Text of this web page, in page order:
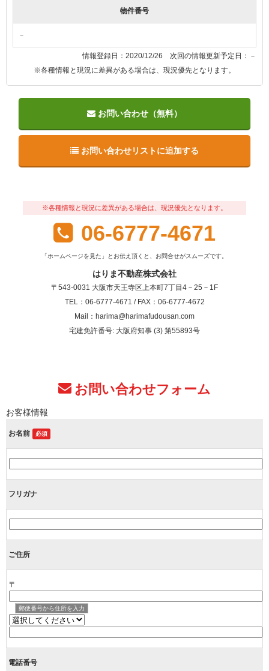
物件番号
－
情報登録日：2020/12/26 次回の情報更新予定日：－
※各種情報と現況に差異がある場合は、現況優先となります。
お問い合わせ（無料）
お問い合わせリストに追加する
※各種情報と現況に差異がある場合は、現況優先となります。
06-6777-4671
「ホームページを見た」とお伝え頂くと、お問合せがスムーズです。
はりま不動産株式会社
〒543-0031 大阪市天王寺区上本町7丁目4－25－1F
TEL：06-6777-4671 / FAX：06-6777-4672
Mail：harima@harimafudousan.com
宅建免許番号: 大阪府知事 (3) 第55893号
お問い合わせフォーム
お客様情報
お名前 必須
フリガナ
ご住所
〒
郵便番号から住所を入力
電話番号